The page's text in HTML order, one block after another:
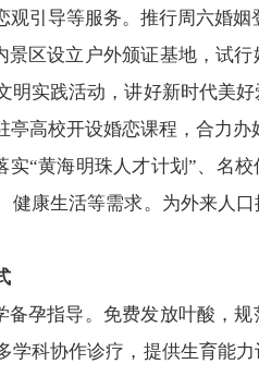
引导等服务。推行周六婚姻
景区设立户外颁证基地，试
明实践活动，讲好新时代美
高校开设婚恋课程，合力办
实“黄海明珠人才计划”、名
健康生活等需求。为外来人
备孕指导。免费发放叶酸，
学科协作诊疗，提供生育能